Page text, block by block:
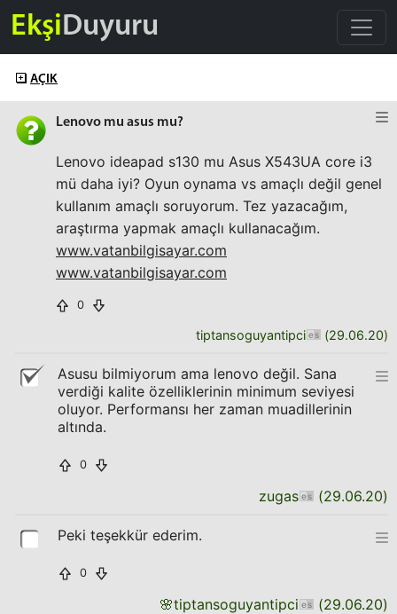
EkşiDuyuru
AÇIK
Lenovo mu asus mu?
Lenovo ideapad s130 mu Asus X543UA core i3
mü daha iyi? Oyun oynama vs amaçlı değil genel
kullanım amaçlı soruyorum. Tez yazacağım,
araştırma yapmak amaçlı kullanacağım.
www.vatanbilgisayar.com
www.vatanbilgisayar.com
0
tiptansoguyantipci (29.06.20)
Asusu bilmiyorum ama lenovo değil. Sana
verdiği kalite özelliklerinin minimum seviyesi
oluyor. Performansı her zaman muadillerinin
altında.
0
zugas (29.06.20)
Peki teşekkür ederim.
0
🌸tiptansoguyantipci (29.06.20)